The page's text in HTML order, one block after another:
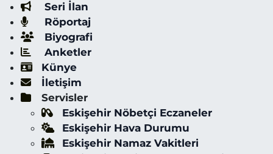
Seri İlan
Röportaj
Biyografi
Anketler
Künye
İletişim
Servisler
Eskişehir Nöbetçi Eczaneler
Eskişehir Hava Durumu
Eskişehir Namaz Vakitleri